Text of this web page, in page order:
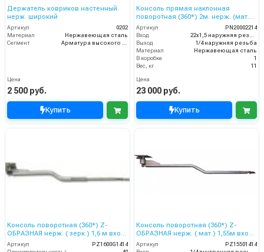
Держатель ковриков настенный
нерж. широкий
Артикул
0202
Материал
Нержавеющая сталь
Сегмент
Арматура высокого давления
Цена
2 500 руб.
Купить
Консоль прямая наклонная
поворотная (360*) 2м. нерж. (мат.)
вход 22*1,5 ш.( сбоку) выход 1/4 ш.
Артикул
PN20002214
Вход
22х1,5 наружняя резьба
Выход
1/4 наружняя резьба
Материал
Нержавеющая сталь
В коробке
1
Вес, кг
11
Цена
23 000 руб.
Купить
Консоль поворотная (360*) Z-
ОБРАЗНАЯ нерж. ( зерк.) 1,6 м вход
1/4 г.( сбоку и сверху) выход ш.
Артикул
PZ1600G1414
Консоль поворотная (360*) Z-
ОБРАЗНАЯ нерж. ( мат.) 1,55м вход
1/4 г.( сбоку и сверху) выход ш.
Артикул
PZ15501414